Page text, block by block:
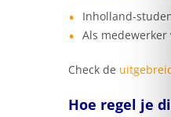
Inholland-
Als medewerker
Check de
Hoe regel je